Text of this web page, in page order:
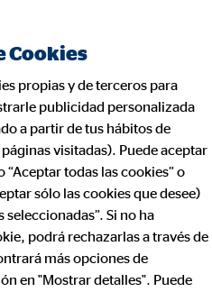
OVB
su
su
40
Cookies
propias y de terceros para
publicidad personalizada
a partir de tus hábitos de
visitadas). Puede aceptar
todas las cookies” o
sólo las cookies que desee)
Si no ha
podrá rechazarlas a través de
más opciones de
en "Mostrar detalles". Puede